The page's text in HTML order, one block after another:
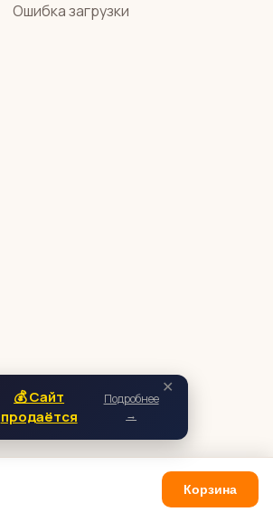
Ошибка загрузки
✕
💰 Сайт
продаётся
Подробнее
→
Корзина